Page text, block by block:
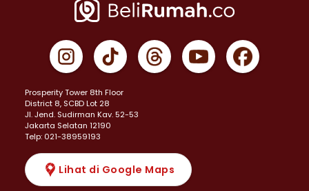
Prosperity Tower 8th Floor
District 8, SCBD Lot 28
JI. Jend. Sudirman Kav. 52-53
Jakarta Selatan 12190
Telp: 021-38959193
Lihat di Google Maps